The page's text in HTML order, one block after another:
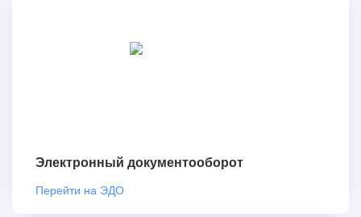
Электронный документооборот
Перейти на ЭДО